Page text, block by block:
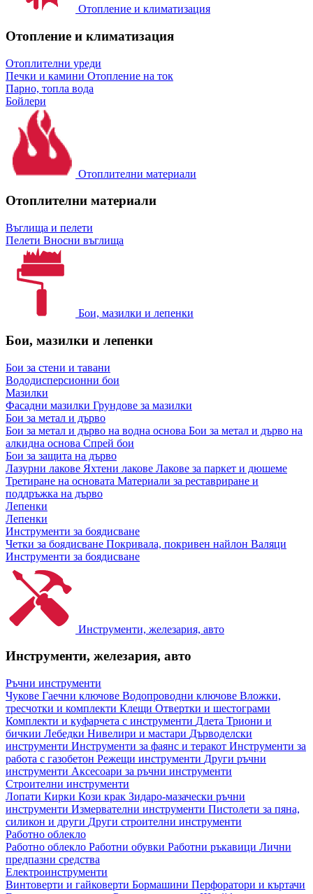
Отопление и климатизация
Отопление и климатизация
Отоплителни уреди
Печки и камини Отопление на ток
Парно, топла вода
Бойлери
Отоплителни материали
Отоплителни материали
Въглища и пелети
Пелети Вносни въглища
Бои, мазилки и лепенки
Бои, мазилки и лепенки
Бои за стени и тавани
Вододисперсионни бои
Мазилки
Фасадни мазилки Грундове за мазилки
Бои за метал и дърво
Бои за метал и дърво на водна основа Бои за метал и дърво на
алкидна основа Спрей бои
Бои за защита на дърво
Лазурни лакове Яхтени лакове Лакове за паркет и дюшеме
Третиране на основата Материали за реставриране и
поддръжка на дърво
Лепенки
Лепенки
Инструменти за боядисване
Четки за боядисване Покривала, покривен найлон Валяци
Инструменти за боядисване
Инструменти, железария, авто
Инструменти, железария, авто
Ръчни инструменти
Чукове Гаечни ключове Водопроводни ключове Вложки,
тресчотки и комплекти Клещи Отвертки и шестограми
Комплекти и куфарчета с инструменти Длета Триони и
бичкии Лебедки Нивелири и мастари Дърводелски
инструменти Инструменти за фаянс и теракот Инструменти за
работа с газобетон Режещи инструменти Други ръчни
инструменти Аксесоари за ръчни инструменти
Строителни инструменти
Лопати Кирки Кози крак Зидаро-мазачески ръчни
инструменти Измервателни инструменти Пистолети за пяна,
силикон и други Други строителни инструменти
Работно облекло
Работно облекло Работни обувки Работни ръкавици Лични
предпазни средства
Електроинструменти
Винтоверти и гайковерти Бормашини Перфоратори и къртачи